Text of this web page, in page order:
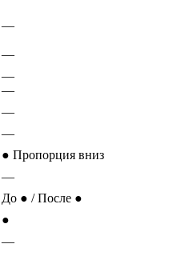
—
—
—
—
—
—
● Пропорция вниз
—
До ● / После ●
●
—